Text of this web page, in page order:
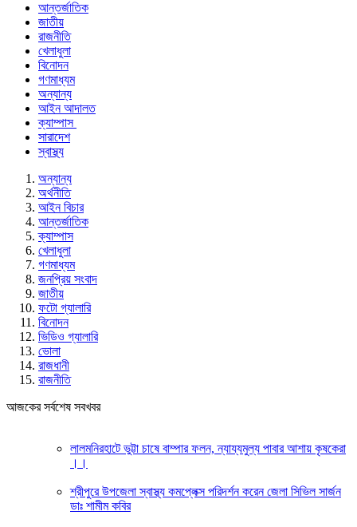
আন্তর্জাতিক
জাতীয়
রাজনীতি
খেলাধুলা
বিনোদন
গণমাধ্যম
অন্যান্য
আইন আদালত
ক্যাম্পাস
সারাদেশ
স্বাস্থ্য
অন্যান্য
অর্থনীতি
আইন বিচার
আন্তর্জাতিক
ক্যাম্পাস
খেলাধুলা
গণমাধ্যম
জনপ্রিয় সংবাদ
জাতীয়
ফটো গ্যালারি
বিনোদন
ভিডিও গ্যালারি
ভোলা
রাজধানী
রাজনীতি
আজকের সর্বশেষ সবখবর
লালমনিরহাটে ভুট্টা চাষে বাম্পার ফলন, ন্যায্যমুল্য পাবার আশায় কৃষকেরা
।।
শ্রীপুরে উপজেলা স্বাস্থ্য কমপ্লেক্স পরিদর্শন করেন জেলা সিভিল সার্জন
ডাঃ শামীম কবির